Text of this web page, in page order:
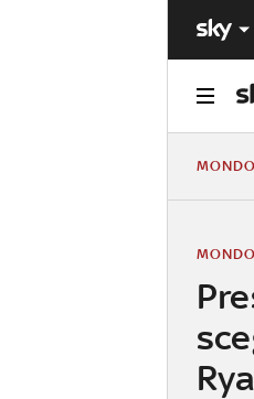
MONDO
MONDO